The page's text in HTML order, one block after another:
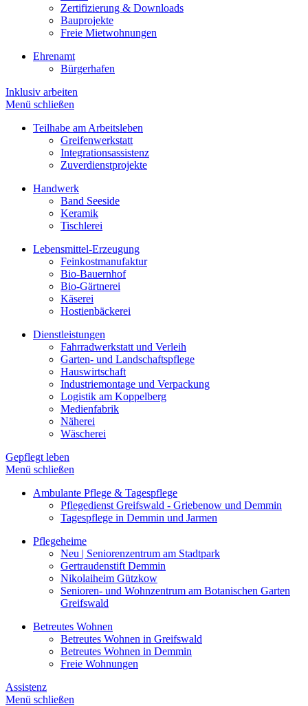
Zertifizierung & Downloads
Bauprojekte
Freie Mietwohnungen
Ehrenamt
Bürgerhafen
Inklusiv arbeiten
Menü schließen
Teilhabe am Arbeitsleben
Greifenwerkstatt
Integrationsassistenz
Zuverdienstprojekte
Handwerk
Band Seeside
Keramik
Tischlerei
Lebensmittel-Erzeugung
Feinkostmanufaktur
Bio-Bauernhof
Bio-Gärtnerei
Käserei
Hostienbäckerei
Dienstleistungen
Fahrradwerkstatt und Verleih
Garten- und Landschaftspflege
Hauswirtschaft
Industriemontage und Verpackung
Logistik am Koppelberg
Medienfabrik
Näherei
Wäscherei
Gepflegt leben
Menü schließen
Ambulante Pflege & Tagespflege
Pflegedienst Greifswald - Griebenow und Demmin
Tagespflege in Demmin und Jarmen
Pflegeheime
Neu | Seniorenzentrum am Stadtpark
Gertraudenstift Demmin
Nikolaiheim Gützkow
Senioren- und Wohnzentrum am Botanischen Garten
Greifswald
Betreutes Wohnen
Betreutes Wohnen in Greifswald
Betreutes Wohnen in Demmin
Freie Wohnungen
Assistenz
Menü schließen